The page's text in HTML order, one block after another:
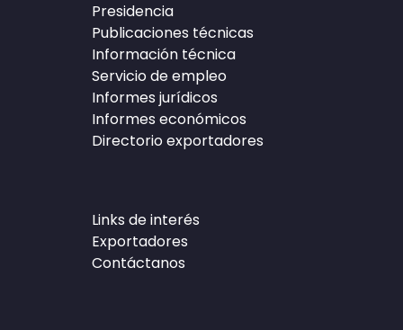
Presidencia
Publicaciones técnicas
Información técnica
Servicio de empleo
Informes jurídicos
Informes económicos
Directorio exportadores
Links de interés
Exportadores
Contáctanos